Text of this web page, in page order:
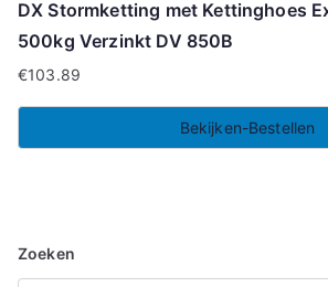
DX Stormketting met Kettinghoes
500kg Verzinkt DV 850B
€103.89
Bekijken-Bestellen
Zoeken